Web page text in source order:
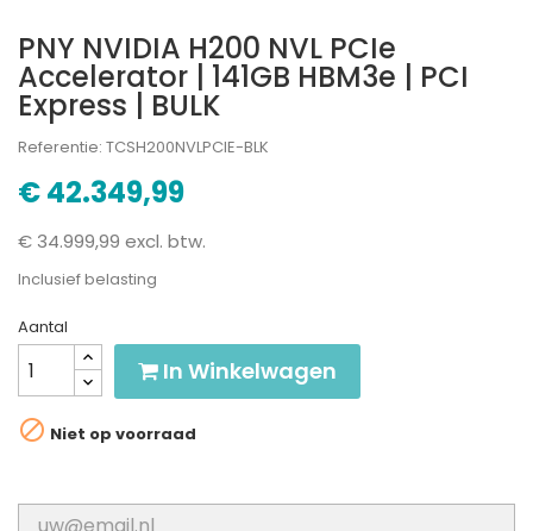
PNY NVIDIA H200 NVL PCIe
Accelerator | 141GB HBM3e | PCI
Express | BULK
Referentie: TCSH200NVLPCIE-BLK
€ 42.349,99
€ 34.999,99 excl. btw.
Inclusief belasting
Aantal
In Winkelwagen
 Niet op voorraad